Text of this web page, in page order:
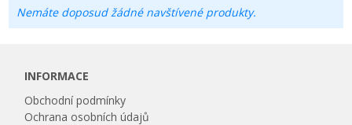
Nemáte doposud žádné navštívené produkty.
INFORMACE
Obchodní podmínky
Ochrana osobních údajů